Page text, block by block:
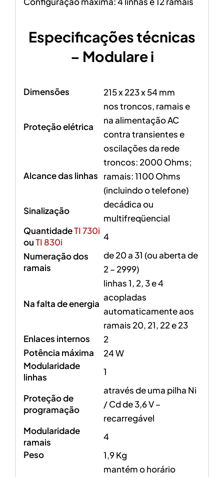
Especificações técnicas
– Modulare i
Dimensões 215 x 223 x 54 mm
Proteção elétrica
nos troncos, ramais e
na alimentação AC
contra transientes e
oscilações da rede
Alcance das linhas
troncos: 2000 Ohms;
ramais: 1100 Ohms
(incluindo o telefone)
Sinalização
decádica ou
multifreqüencial
QuantidadeTI 730i
ouTI 830i
4
Numeração dos
ramais
de 20 a 31 (ou aberta de
2 – 2999)
Na falta de energia
linhas 1, 2, 3 e 4
acopladas
automaticamente aos
ramais 20, 21, 22 e 23
Enlaces internos
2
Potência máxima
24 W
Modularidade
linhas
1
Proteção de
programação
através de uma pilha Ni
/ Cd de 3,6 V –
recarregável
Modularidade
ramais
4
Peso
1,9 Kg
mantém o horário